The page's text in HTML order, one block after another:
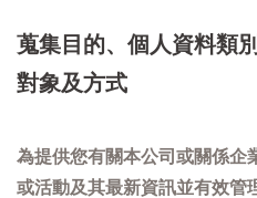
蒐集目的、個人資料類
對象及方式
為提供您有關本公司或關係企
或活動及其最新資訊並有效管